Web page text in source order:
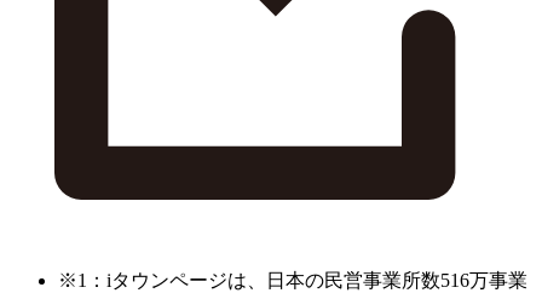
※1：iタウンページは、日本の民営事業所数516万事業